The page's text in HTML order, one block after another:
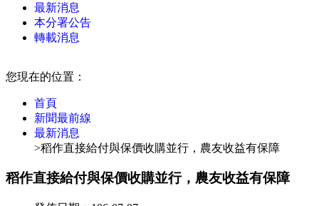
最新消息
本分署公告
轉載消息
您現在的位置：
首頁
新聞最前線
最新消息
>稻作直接給付與保價收購並行，農友收益有保障
稻作直接給付與保價收購並行，農友收益有保障